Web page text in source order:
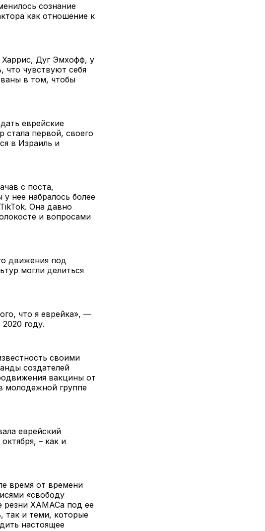
сознание
как отношение к
Дуг Эмхофф, у
что чувствуют себя
в том, чтобы
еврейские
стала первой, своего
в Израиль и
с поста,
нее набралось более
Она давно
и вопросами
движения под
могли делиться
что я еврейка», —
году.
своими
создателей
вакцины от
молодежной группе
еврейский
– как и
время от времени
«свободу
резни ХАМАСа под ее
так и теми, которые
настоящее